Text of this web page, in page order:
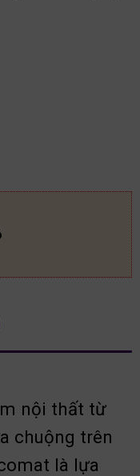
nội thất từ
chuộng trên
là lựa